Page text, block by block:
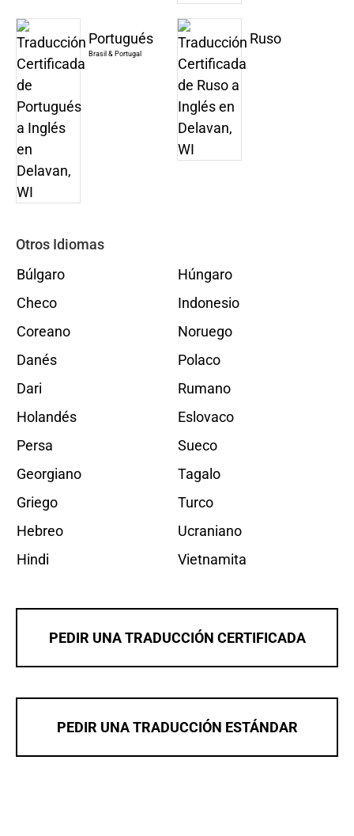
Portugués
Brasil & Portugal
Ruso
Otros Idiomas
Búlgaro
Checo
Coreano
Danés
Dari
Holandés
Persa
Georgiano
Griego
Hebreo
Hindi
Húngaro
Indonesio
Noruego
Polaco
Rumano
Eslovaco
Sueco
Tagalo
Turco
Ucraniano
Vietnamita
PEDIR UNA TRADUCCIÓN CERTIFICADA
PEDIR UNA TRADUCCIÓN ESTÁNDAR